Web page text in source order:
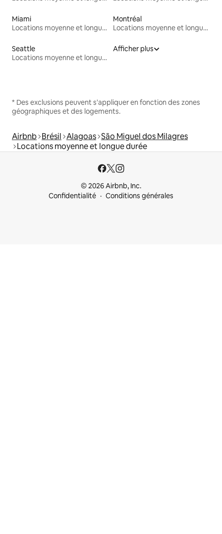
Miami
Locations moyenne et longue durée
Montréal
Locations moyenne et longue durée
Seattle
Locations moyenne et longue durée
Afficher plus
* Des exclusions peuvent s'appliquer en fonction des zones
géographiques et des logements.
Airbnb Brésil Alagoas São Miguel dos Milagres
Locations moyenne et longue durée
© 2026 Airbnb, Inc.
Confidentialité
Conditions générales